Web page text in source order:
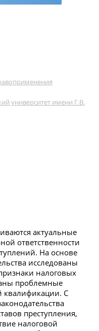
университет имени Г.В.
актуальные
ответственности
На основе
исследованы
налоговых
проблемные
квалификации. С
преступления,
налоговой